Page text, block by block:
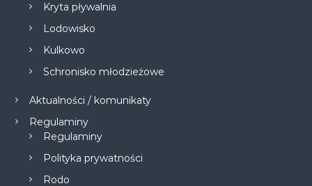
Kryta pływalnia
Lodowisko
Kulkowo
Schronisko młodzieżowe
Aktualności / komunikaty
Regulaminy
Regulaminy
Polityka prywatności
Rodo